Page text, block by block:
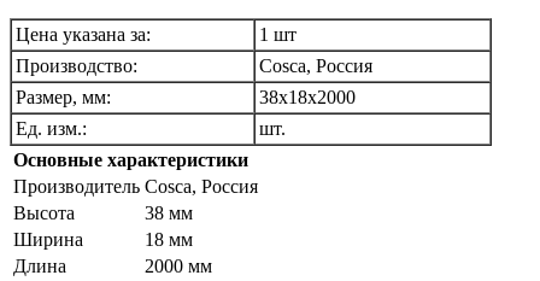
Цена указана за:
1 шт
Производство:
Cosca, Россия
Размер, мм:
38х18х2000
Ед. изм.:
шт.
Основные характеристики
Производитель Cosca, Pоссия
Высота
38 мм
Ширина
18 мм
Длина
2000 мм